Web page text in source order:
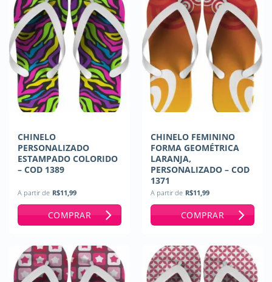
CHINELO
PERSONALIZADO
ESTAMPADO COLORIDO
– COD 1389
A partir de R$11,99
COMPRAR
CHINELO FEMININO
FORMA GEOMÉTRICA
LARANJA,
PERSONALIZADO – COD
1371
A partir de R$11,99
COMPRAR